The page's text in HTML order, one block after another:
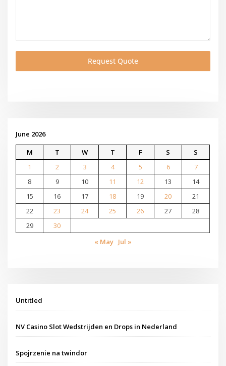
Request Quote
June 2026
M
T W T F S
S
1
2 3 4 5 6
7
8
9 10 11 12 13
14
15
16 17 18 19 20
21
22
23 24 25 26 27
28
29
30
« May Jul »
Untitled
NV Casino Slot Wedstrijden en Drops in Nederland
Spojrzenie na twindor